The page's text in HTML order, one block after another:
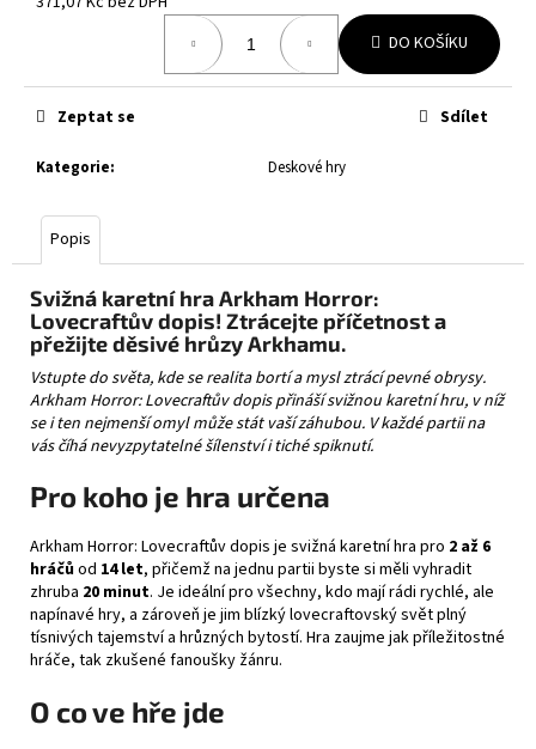
DO KOŠÍKU
Kategorie: Deskové hry
Zeptat se Sdílet
Popis
Svižná karetní hra Arkham Horror:
Lovecraftův dopis! Ztrácejte příčetnost a
přežijte děsivé hrůzy Arkhamu.
Vstupte do světa, kde se realita bortí a mysl ztrácí pevné obrysy.
Arkham Horror: Lovecraftův dopis přináší svižnou karetní hru, v níž
se i ten nejmenší omyl může stát vaší záhubou. V každé partii na
vás číhá nevyzpytatelné šílenství i tiché spiknutí.
Pro koho je hra určena
Arkham Horror: Lovecraftův dopis je svižná karetní hra pro 2 až 6
hráčůod 14 let, přičemž na jednu partii byste si měli vyhradit
zhruba 20 minut. Je ideální pro všechny, kdo mají rádi rychlé, ale
napínavé hry, a zároveň je jim blízký lovecraftovský svět plný
tísnivých tajemství a hrůzných bytostí. Hra zaujme jak příležitostné
hráče, tak zkušené fanoušky žánru.
O co ve hře jde
e
m
35PT
TRANSPARENT
TOPLOADER
89
Kč